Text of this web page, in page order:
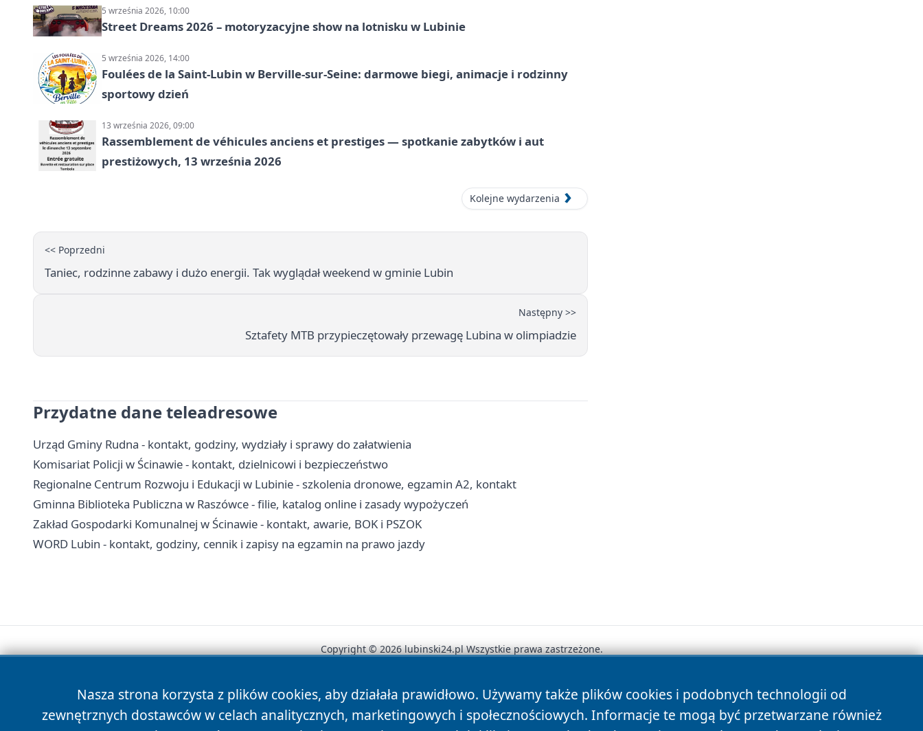
5 września 2026, 10:00
Street Dreams 2026 – motoryzacyjne show na lotnisku w Lubinie
5 września 2026, 14:00
Foulées de la Saint-Lubin w Berville-sur-Seine: darmowe biegi, animacje i rodzinny
sportowy dzień
13 września 2026, 09:00
Rassemblement de véhicules anciens et prestiges — spotkanie zabytków i aut
prestiżowych, 13 września 2026
Kolejne wydarzenia
<< Poprzedni
Taniec, rodzinne zabawy i dużo energii. Tak wyglądał weekend w gminie Lubin
Następny >>
Sztafety MTB przypieczętowały przewagę Lubina w olimpiadzie
Przydatne dane teleadresowe
Urząd Gminy Rudna - kontakt, godziny, wydziały i sprawy do załatwienia
Komisariat Policji w Ścinawie - kontakt, dzielnicowi i bezpieczeństwo
Regionalne Centrum Rozwoju i Edukacji w Lubinie - szkolenia dronowe, egzamin A2, kontakt
Gminna Biblioteka Publiczna w Raszówce - filie, katalog online i zasady wypożyczeń
Zakład Gospodarki Komunalnej w Ścinawie - kontakt, awarie, BOK i PSZOK
WORD Lubin - kontakt, godziny, cennik i zapisy na egzamin na prawo jazdy
Nasza strona korzysta z plików cookies, aby działała prawidłowo. Używamy także plików cookies i podobnych technologii od
zewnętrznych dostawców w celach analitycznych, marketingowych i społecznościowych. Informacje te mogą być przetwarzane również
Copyright © 2026 lubinski24.pl Wszystkie prawa zastrzeżone.
News Autorzy Polityka Prywatności Polityka Cookies